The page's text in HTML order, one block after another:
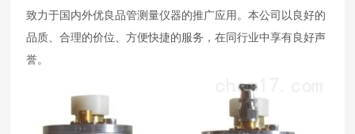
致力于国内外优良品管测量仪器的推广应用。本公司以良好的
品质、合理的价位、方便快捷的服务，在同行业中享有良好声
誉。